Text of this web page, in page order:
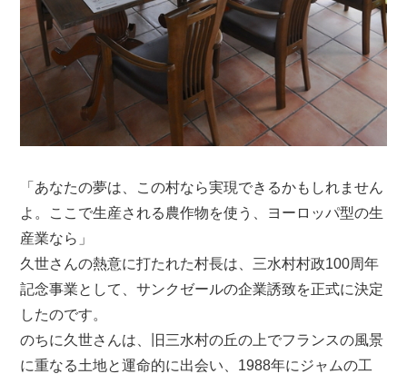
「あなたの夢は、この村なら実現できるかもしれません
よ。ここで生産される農作物を使う、ヨーロッパ型の生
産業なら」
久世さんの熱意に打たれた村長は、三水村村政100周年
記念事業として、サンクゼールの企業誘致を正式に決定
したのです。
のちに久世さんは、旧三水村の丘の上でフランスの風景
に重なる土地と運命的に出会い、1988年にジャムの工